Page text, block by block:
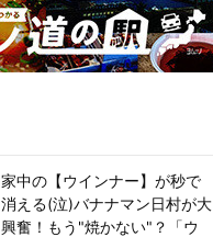
家中の【ウインナー】が秒で
消える(泣)バナナマン日村が大
興奮！もう"焼かない"？「ウ